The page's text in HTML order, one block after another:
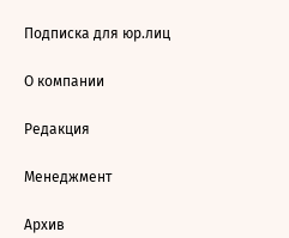
Подписка для юр.лиц
О компании
Редакция
Менеджмент
Архив